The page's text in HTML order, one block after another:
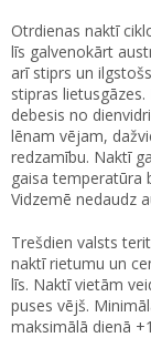
Otrdienas naktī
līs galvenokārt
arī stiprs un
stipras
debesis no
lēnam vējam,
redzamību. Naktī
gaisa temperatūra
Vidzemē nedaudz
Trešdien valsts
naktī rietumu un
līs. Naktī vietām
puses vējš.
maksimālā dienā